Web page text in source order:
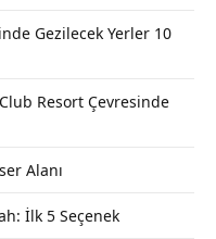
Gezilecek Yerler 10
Resort Çevresinde
Alanı
İlk 5 Seçenek